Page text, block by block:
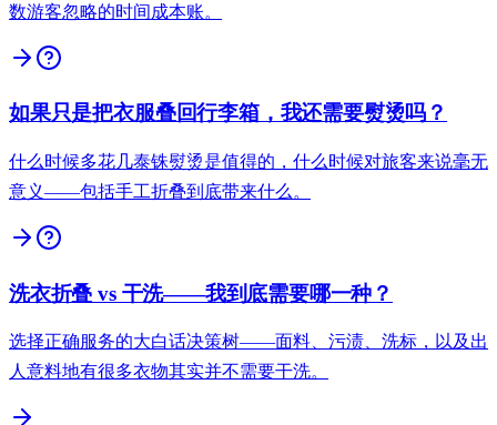
数游客忽略的时间成本账。
如果只是把衣服叠回行李箱，我还需要熨烫吗？
什么时候多花几泰铢熨烫是值得的，什么时候对旅客来说毫无
意义——包括手工折叠到底带来什么。
洗衣折叠 vs 干洗——我到底需要哪一种？
选择正确服务的大白话决策树——面料、污渍、洗标，以及出
人意料地有很多衣物其实并不需要干洗。